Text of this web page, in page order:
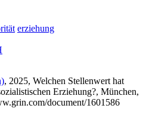
erziehung
, 2025, Welchen Stellenwert hat
Erziehung?, München,
document/1601586